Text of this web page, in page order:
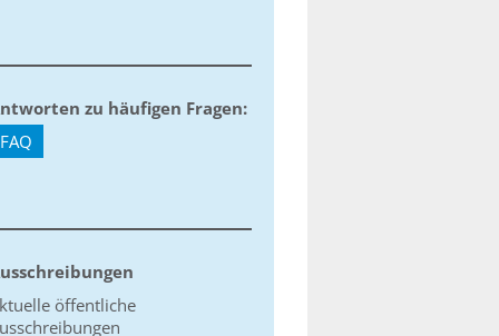
zu häufigen Fragen:
FAQ
öffentliche